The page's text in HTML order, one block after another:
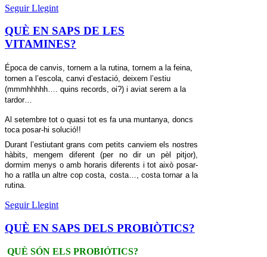
Seguir Llegint
QUÈ EN SAPS DE LES
VITAMINES?
Épocade canvis, tornem a la rutina, tornem a la feina,
tornen a l’escola, canvi d’estació, deixem l’estiu
(mmmhhhhh…. quins records, oi?) i aviat serem a la
tardor…
Al setembre tot o quasi tot es fa una muntanya, doncs
toca posar-hi solució!!
Durant l’estiutantgrans competits canviemelsnostres
hàbits,mengem diferent(per no dirun pèl pitjor),
dormim menys oamb horaris diferents i totaixòposar-
ho a ratllaunaltre cop costa, costa…, costatornara la
rutina.
Seguir Llegint
QUÈ EN SAPS DELS PROBIÒTICS?
QUÈ SÓN ELS PROBIÓTICS?